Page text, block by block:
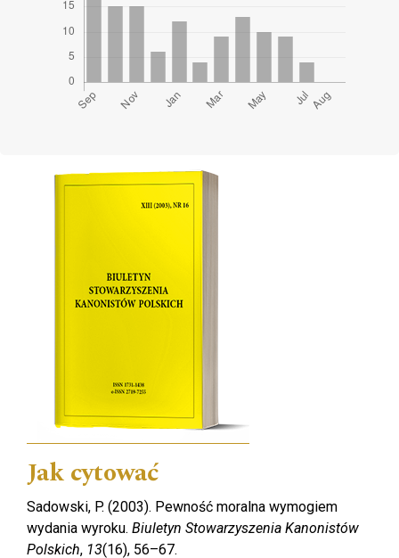
Cover image
Jak cytować
Sadowski, P. (2003). Pewność moralna wymogiem
wydania wyroku. Biuletyn Stowarzyszenia Kanonistów
Polskich, 13(16), 56–67.